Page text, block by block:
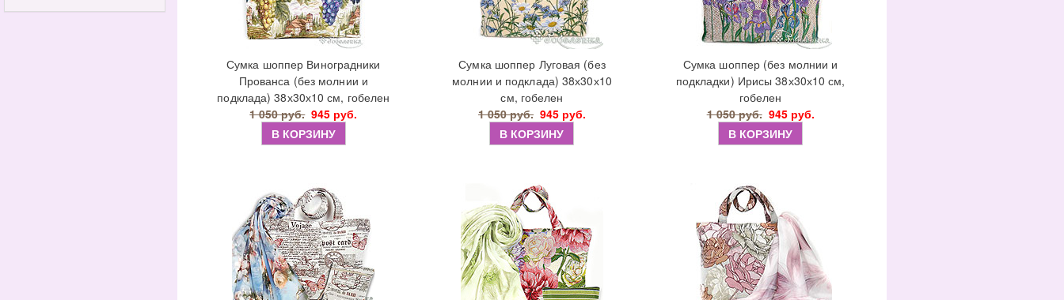
Сумка шоппер Виноградники
Прованса (без молнии и
подклада) 38х30х10 см, гобелен
1 050 руб. 945 руб.
В КОРЗИНУ
Сумка шоппер Луговая (без
молнии и подклада) 38х30х10
см, гобелен
1 050 руб. 945 руб.
В КОРЗИНУ
Сумка шоппер (без молнии и
подкладки) Ирисы 38х30х10 см,
гобелен
1 050 руб. 945 руб.
В КОРЗИНУ